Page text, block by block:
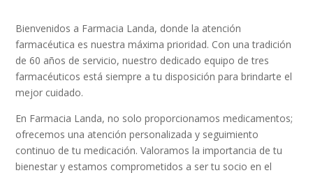
Bienvenidos a Farmacia Landa, donde la atención
farmacéutica es nuestra máxima prioridad. Con una tradición
de 60 años de servicio, nuestro dedicado equipo de tres
farmacéuticos está siempre a tu disposición para brindarte el
mejor cuidado.
En Farmacia Landa, no solo proporcionamos medicamentos;
ofrecemos una atención personalizada y seguimiento
continuo de tu medicación. Valoramos la importancia de tu
bienestar y estamos comprometidos a ser tu socio en el